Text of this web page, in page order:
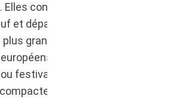
concurrencent le virage
et dépassent la baisse de
grands rendez-vous
(virtuels ou physiques,
festivals extérieurs dédiés.
les familiales comme